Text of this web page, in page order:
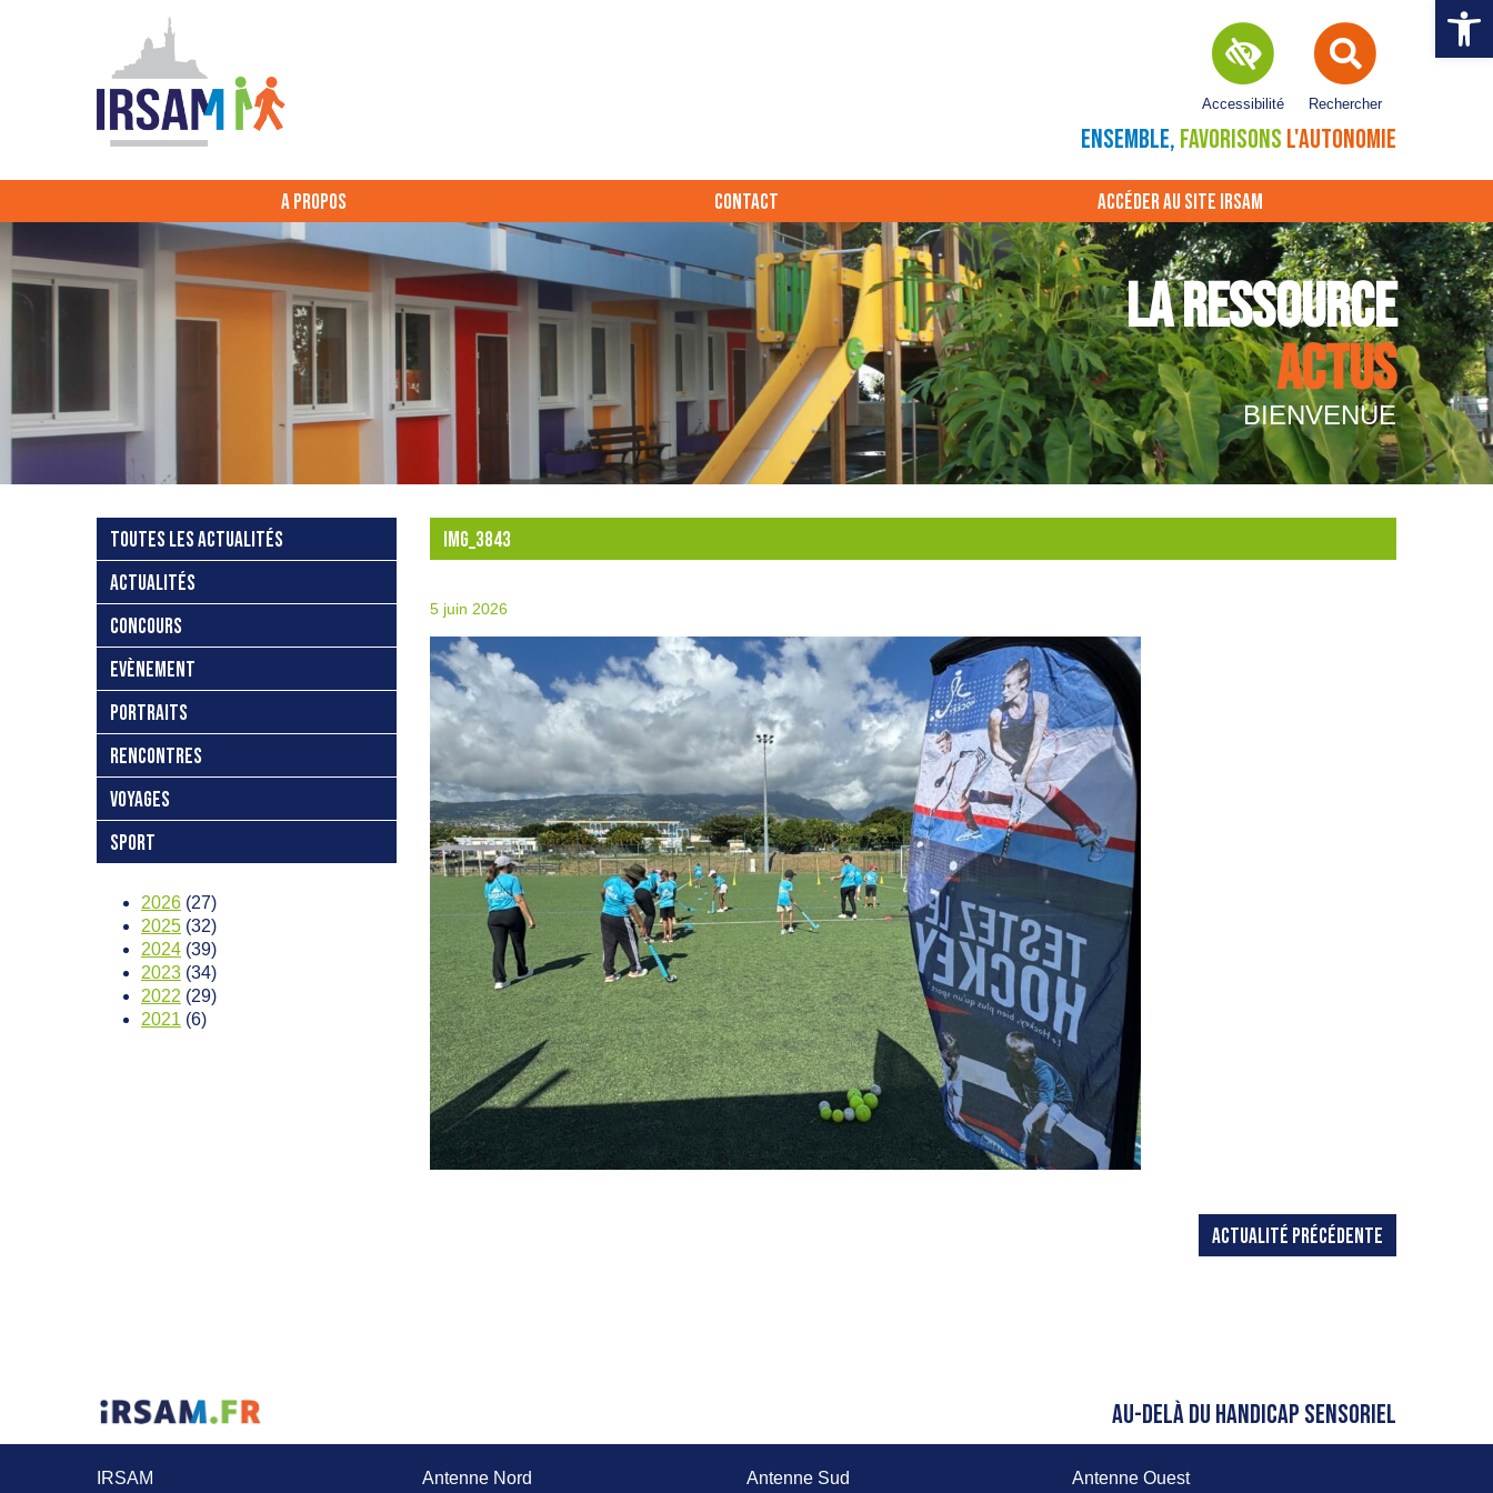
Ouvrir
Rechercher
Accessibilité
ENSEMBLE, FAVORISONS L'AUTONOMIE
A PROPOS CONTACT ACCÉDER AU SITE IRSAM
LA RESSOURCE
ACTUS
BIENVENUE
TOUTES LES ACTUALITÉS
ACTUALITÉS
CONCOURS
EVÈNEMENT
PORTRAITS
RENCONTRES
VOYAGES
SPORT
2026 (27)
2025 (32)
2024 (39)
2023 (34)
2022 (29)
2021 (6)
IMG_3843
5 juin 2026
ACTUALITÉ PRÉCÉDENTE
AU-DELÀ DU HANDICAP SENSORIEL
IRSAM
Antenne Nord
Antenne Sud
Antenne Ouest